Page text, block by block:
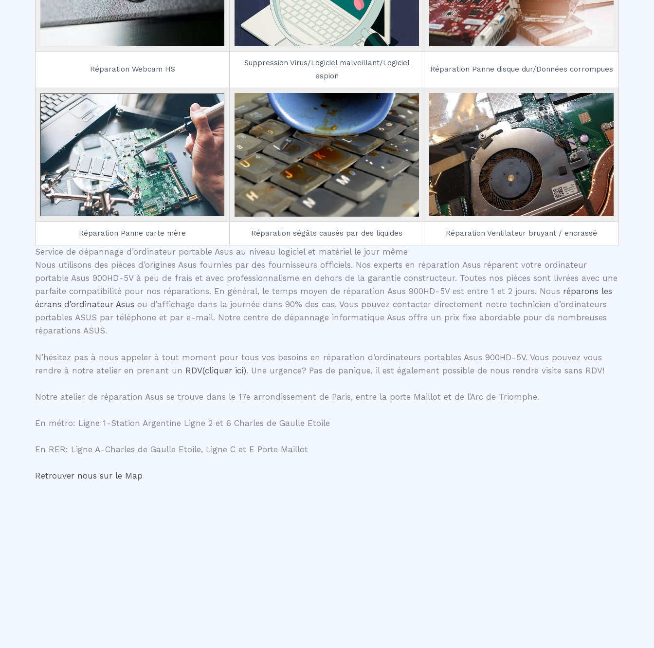
Réparation Webcam HS
Suppression Virus/Logiciel malveillant/Logiciel
espion
Réparation Panne disque dur/Données corrompues
Réparation Panne carte mère Réparation ségâts causés par des liquides Réparation Ventilateur bruyant / encrassé
Service de dépannage d’ordinateur portable Asus au niveau logiciel et matériel le jour même
Nous utilisons des pièces d’origines Asus fournies par des fournisseurs officiels. Nos experts en réparation Asus réparent votre ordinateur
portable Asus 900HD-5V à peu de frais et avec professionnalisme en dehors de la garantie constructeur. Toutes nos pièces sont livrées avec une
parfaite compatibilité pour nos réparations. En général, le temps moyen de réparation Asus 900HD-5V est entre 1 et 2 jours. Nous réparons les
écrans d’ordinateur Asus ou d’affichage dans la journée dans 90% des cas. Vous pouvez contacter directement notre technicien d’ordinateurs
portables ASUS par téléphone et par e-mail. Notre centre de dépannage informatique Asus offre un prix fixe abordable pour de nombreuses
réparations ASUS.
N’hésitez pas à nous appeler à tout moment pour tous vos besoins en réparation d’ordinateurs portables Asus 900HD-5V. Vous pouvez vous
rendre à notre atelier en prenant un RDV(cliquer ici). Une urgence? Pas de panique, il est également possible de nous rendre visite sans RDV!
Notre atelier de réparation Asus se trouve dans le 17e arrondissement de Paris, entre la porte Maillot et de l’Arc de Triomphe.
En métro: Ligne 1-Station Argentine Ligne 2 et 6 Charles de Gaulle Etoile
En RER: Ligne A-Charles de Gaulle Etoile, Ligne C et E Porte Maillot
Retrouver nous sur le Map